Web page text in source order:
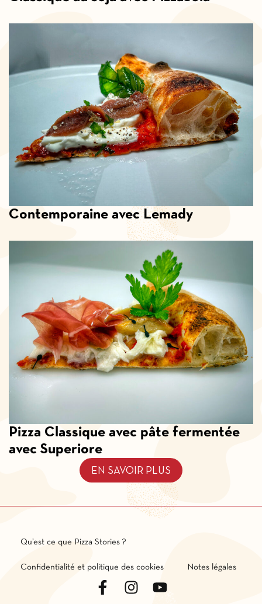
Contemporaine avec Lemady
Pizza Classique avec pâte fermentée
avec Superiore
EN SAVOIR PLUS
Qu’est ce que Pizza Stories ?
Confidentialité et politique des cookies Notes légales